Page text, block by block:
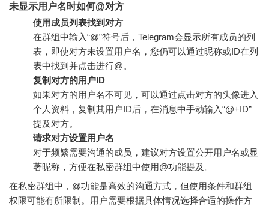
未显示用户名时如何@对方
使用成员列表找到对方
在群组中输入“@”符号后，Telegram会显示所有成员的列
表，即使对方未设置用户名，您仍可以通过昵称或ID在列
表中找到并点击进行@。
复制对方的用户ID
如果对方的用户名不可见，可以通过点击对方的头像进入
个人资料，复制其用户ID后，在消息中手动输入“@+ID”
提及对方。
请求对方设置用户名
对于频繁需要沟通的成员，建议对方设置公开用户名或显
著昵称，方便在私密群组中使用@功能提及。
在私密群组中，@功能是高效的沟通方式，但使用条件和群组
权限可能有所限制。用户需要根据具体情况选择合适的操作方